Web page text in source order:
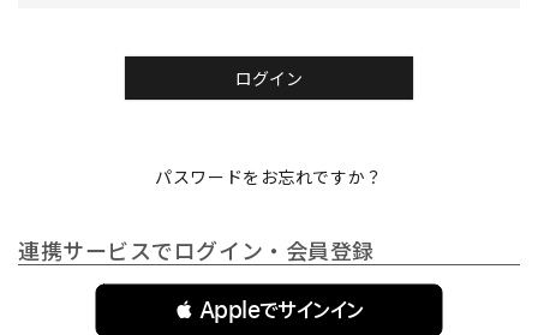
ログイン
パスワードをお忘れですか？
連携サービスでログイン・会員登録
 Appleでサインイン